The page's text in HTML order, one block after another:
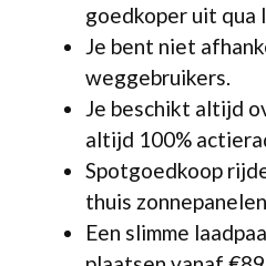
goedkoper uit qua
Je bent niet
weggebruikers.
Je beschikt altijd
altijd 100%
Spotgoedkoop
thuis
Een slimme